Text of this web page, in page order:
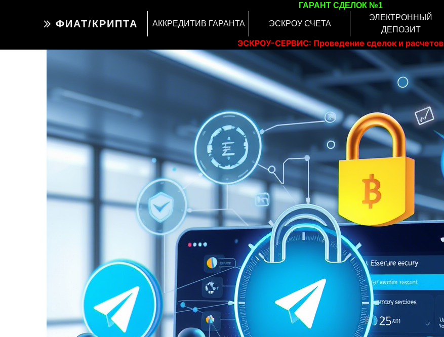
ФИАТ/КРИПТА АККРЕДИТИВ ГАРАНТА ЭСКРОУ СЧЕТА
ЭЛЕКТРОННЫЙ
ДЕПОЗИТ
ЭСКРОУ-СЕРВИС: Проведение сделок и расчетов
онлайн
ГАРАНТ СДЕЛОК №1